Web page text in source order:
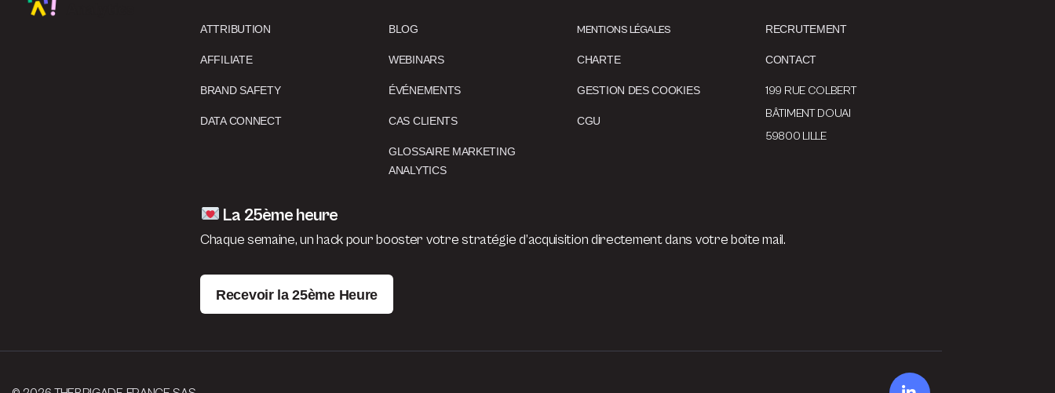
ATTRIBUTION
AFFILIATE
BRAND SAFETY
DATA CONNECT
BLOG
WEBINARS
ÉVÉNEMENTS
CAS CLIENTS
GLOSSAIRE MARKETING
ANALYTICS
MENTIONS LÉGALES
CHARTE
GESTION DES COOKIES
CGU
RECRUTEMENT
CONTACT
199 RUE COLBERT
BÂTIMENT DOUAI
59800 LILLE
La 25ème heure
Chaque semaine, un hack pour booster votre stratégie d’acquisition directement dans votre boite mail.
Recevoir la 25ème Heure